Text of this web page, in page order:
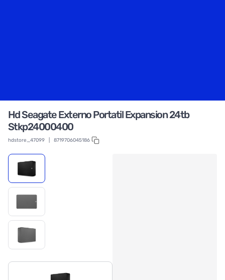
Hd Seagate Externo Portatil Expansion 24tb
Stkp24000400
hdstore_47099 8719706045186